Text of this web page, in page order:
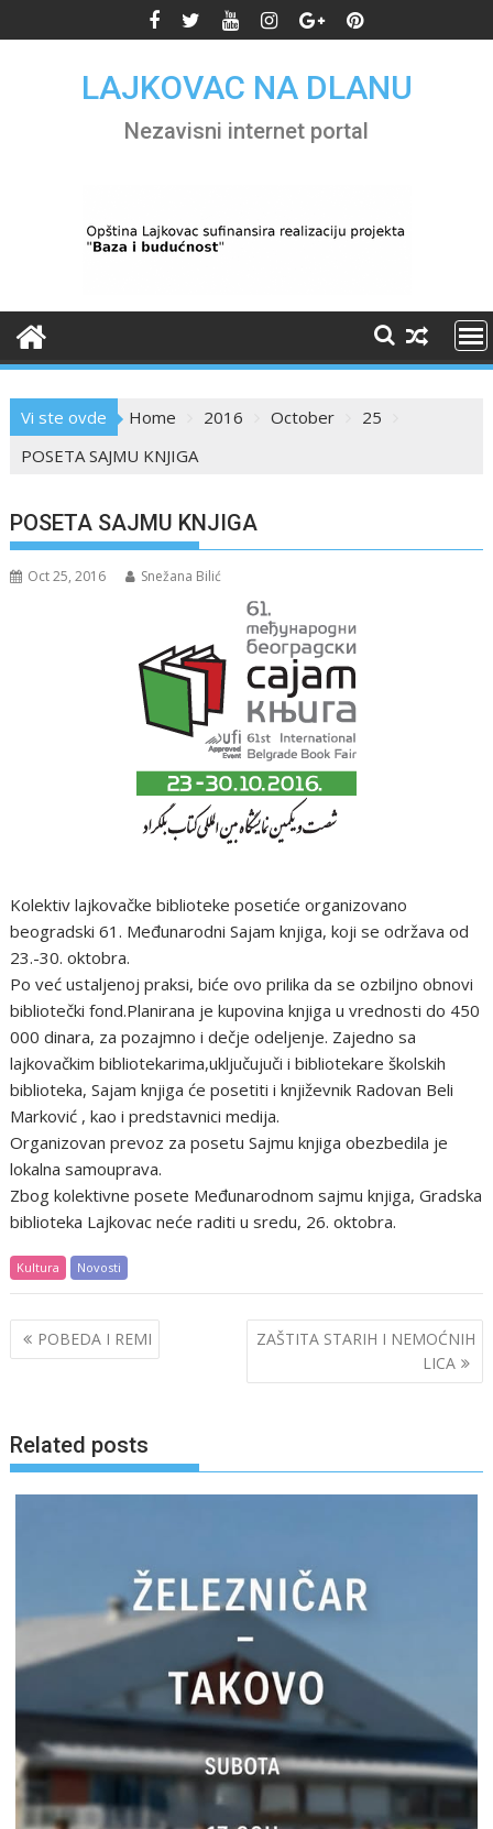
to
LAJKOVAC NA DLANU
Nezavisni internet portal
Vi ste ovde Home 2016 October
25
POSETA SAJMU KNJIGA
POSETA SAJMU KNJIGA
Oct 25, 2016 Snežana Bilić
Kolektiv lajkovačke biblioteke posetiće organizovano
beogradski 61. Međunarodni Sajam knjiga, koji se održava od
23.-30. oktobra.
Po već ustaljenoj praksi, biće ovo prilika da se ozbiljno obnovi
bibliotečki fond.Planirana je kupovina knjiga u vrednosti do 450
000 dinara, za pozajmno i dečje odeljenje. Zajedno sa
lajkovačkim bibliotekarima,uključujuči i bibliotekare školskih
biblioteka, Sajam knjiga će posetiti i književnik Radovan Beli
Marković , kao i predstavnici medija.
Organizovan prevoz za posetu Sajmu knjiga obezbedila je
lokalna samouprava.
Zbog kolektivne posete Međunarodnom sajmu knjiga, Gradska
biblioteka Lajkovac neće raditi u sredu, 26. oktobra.
Kultura Novosti
Post
navigation
POBEDA I REMI
ZAŠTITA STARIH I NEMOĆNIH
LICA
Related posts